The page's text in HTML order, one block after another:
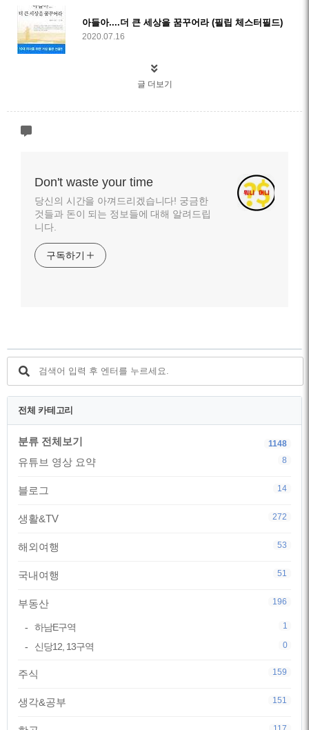
아들아....더 큰 세상을 꿈꾸어라 (필립 체스터필드)
2020.07.16
글 더보기
Don't waste your time
당신의 시간을 아껴드리겠습니다! 궁금한
것들과 돈이 되는 정보들에 대해 알려드립
니다.
구독하기
전체 카테고리
분류 전체보기 1148
유튜브 영상 요약 8
블로그 14
생활&TV 272
해외여행 53
국내여행 51
부동산 196
하남E구역 1
신당12, 13구역 0
주식 159
생각&공부 151